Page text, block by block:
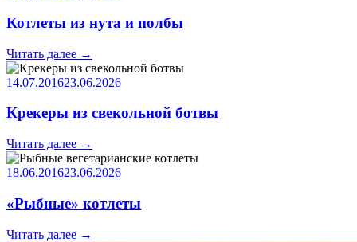
Котлеты из нута и полбы
Читать далее →
14.07.201623.06.2026
Крекеры из свекольной ботвы
Читать далее →
18.06.201623.06.2026
«Рыбные» котлеты
Читать далее →